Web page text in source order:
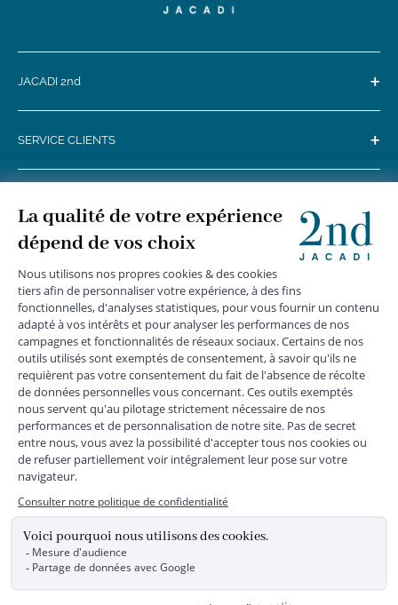
JACADI 2nd +
SERVICE CLIENTS +
MENTIONS LÉGALES
DONNÉES PERSONNELLES
*Livraison express gratuite en point relais dès 59 € et à domicile dès 150
€ vers la France Métropolitaine
Les données collectées par la société JACADI, responsable
du traitement, sont nécessaires à l'envoi de newsletters, à la
création de compte, pour le traitement, le suivi et la livraison
de votre commande, ainsi que pour le suivi de votre
adhésion au programme fidélité. Conformément au
Règlement Européen 2016/679 du 27 avril 2016 sur la
protection des données personnelles, vous bénéficiez d'un
rectification, d'opposition, d'effacement, de portabilité ou de
limitation aux traitements de données vous concernant.
Vous pouvez exercer vos droits en écrivant à JACADI –
Service Clients – 2/10 Rue Chaptal, 92300 LEVALLOIS-